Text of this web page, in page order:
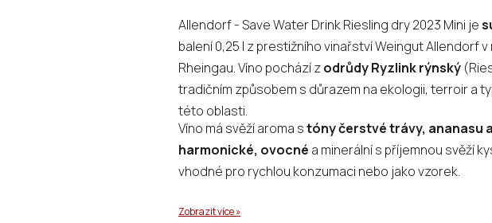
je
0,0
z
5
hvězdiček.
Allendorf - Save Water Drink Riesling dry 2023 Mini je
balení 0,25 l z prestižního vinařství Weingut Allendorf
Rheingau. Víno pochází zodrůdy Ryzlink rýnský
tradičním způsobem s důrazem na ekologii, terroir a
této oblasti.
Víno má svěží aroma stóny čerstvé trávy, ananasu
harmonické, ovocné a minerální s příjemnou svěží
vhodné pro rychlou konzumaci nebo jako vzorek.
Zobrazit více »